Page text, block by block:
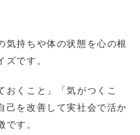
気持ちや体の状態を心の根
ズです。
おくこと」「気がつくこ
己を改善して実社会で活か
です。